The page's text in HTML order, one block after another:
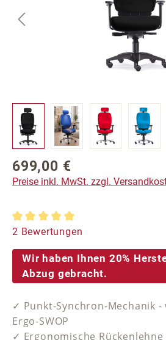
Regulärer Preis:
699,00 €
Preise inkl. MwSt. zzgl.
Durchschnittliche Bewertung
2 Bewertungen
Wir haben Ihnen 20%
Abzug gebracht.
✓ Punkt-Synchron-Mechanik -
Ergo-SWOP
✓ Ergonomische